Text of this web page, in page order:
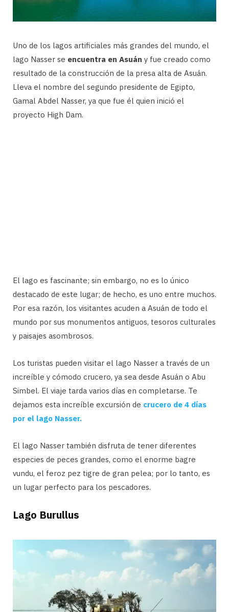
Uno de los lagos artificiales más grandes del mundo, el
lago Nasser se encuentra en Asuán y fue creado como
resultado de la construcción de la presa alta de Asuán.
Lleva el nombre del segundo presidente de Egipto,
Gamal Abdel Nasser, ya que fue él quien inició el
proyecto High Dam.
El lago es fascinante; sin embargo, no es lo único
destacado de este lugar; de hecho, es uno entre muchos.
Por esa razón, los visitantes acuden a Asuán de todo el
mundo por sus monumentos antiguos, tesoros culturales
y paisajes asombrosos.
Los turistas pueden visitar el lago Nasser a través de un
increíble y cómodo crucero, ya sea desde Asuán o Abu
Simbel. El viaje tarda varios días en completarse. Te
dejamos esta increíble excursión de crucero de 4 días
por el lago Nasser.
El lago Nasser también disfruta de tener diferentes
especies de peces grandes, como el enorme bagre
vundu, el feroz pez tigre de gran pelea; por lo tanto, es
un lugar perfecto para los pescadores.
Lago Burullus